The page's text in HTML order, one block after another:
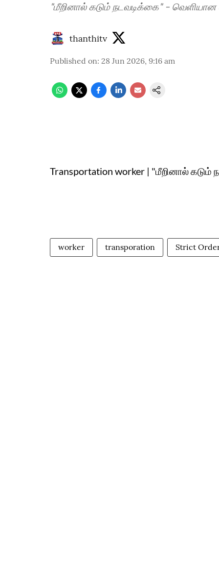
"மீறினால் கடும் நடவடிக்கை" -
thanthitv
Published on: 28 Jun 2026, 9:16 am
Transportation worker | "மீறினால்
worker transporation Strict